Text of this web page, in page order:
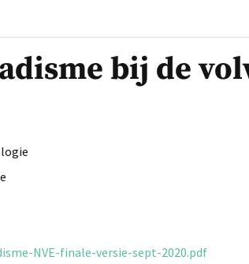
bij de
NVE-finale-versie-sept-2020.pdf